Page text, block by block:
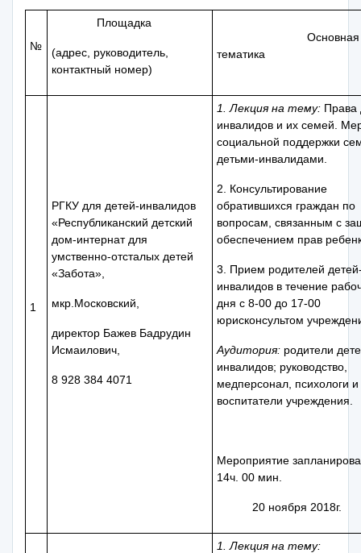
№
Площадка
(адрес, руководитель,
контактный номер)
Основная
тематика
1
РГКУ для детей-инвалидов
«Республиканский детский
дом-интернат для
умственно-отсталых детей
«Забота»,
мкр.Московский,
директор Бажев Бадрудин
Исмаилович,
8 928 384 4071
1. Лекция на тему: Права
инвалидов и их семей.
социальной поддержки
детьми-инвалидами.
2. Консультирование
обратившихся граждан по
вопросам, связанным с
обеспечением прав
3. Прием родителей
инвалидов в течение
дня с 8-00 до 17-00
юрисконсультом
Аудитория: родители
инвалидов; руководство,
медперсонал, психологи и
воспитатели учреждения.
Мероприятие
14ч. 00 мин.
20 ноября 2018г.
1. Лекция на тему: